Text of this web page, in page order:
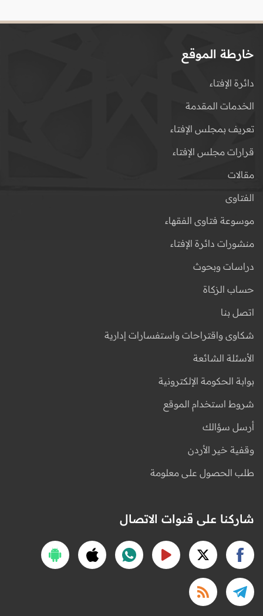
خارطة الموقع
دائرة الإفتاء
الخدمات المقدمة
تعريف بمجلس الإفتاء
قرارات مجلس الإفتاء
مقالات
الفتاوى
موسوعة فتاوى الفقهاء
منشورات دائرة الإفتاء
دراسات وبحوث
حساب الزكاة
اتصل بنا
شكاوى واقتراحات واستفسارات إدارية
الأسئلة الشائعة
بوابة الحكومة الإلكترونية
شروط استخدام الموقع
أرسل سؤالك
وقفية خير الأردن
طلب الحصول على معلومة
شاركنا على قنوات الاتصال